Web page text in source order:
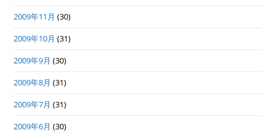
2009年11月 (30)
2009年10月 (31)
2009年9月 (30)
2009年8月 (31)
2009年7月 (31)
2009年6月 (30)